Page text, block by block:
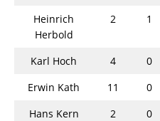
Heinrich
Herbold
2 1
Karl Hoch 4 0
Erwin Kath
11 0
Hans Kern
2 0